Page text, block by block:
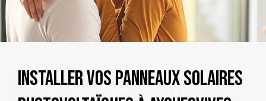
Installer vos panneaux solaires